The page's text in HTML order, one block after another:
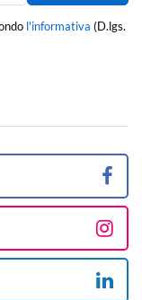
l'informativa (D.lgs.